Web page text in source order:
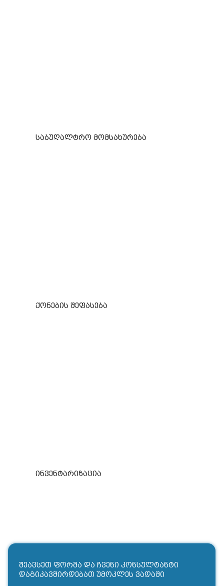
საბუღალტრო მომსახურება
ქონების შეფასება
ინვენტარიზაცია
შეავსეთ ფორმა და ჩვენი კონსულტანტი
დაგიკავშირდებათ უმოკლეს ვადაში